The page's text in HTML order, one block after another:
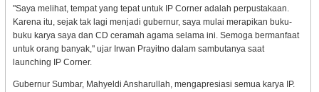
"Saya melihat, tempat yang tepat untuk IP Corner adalah perpustakaan.
Karena itu, sejak tak lagi menjadi gubernur, saya mulai merapikan buku-
buku karya saya dan CD ceramah agama selama ini. Semoga bermanfaat
untuk orang banyak," ujar Irwan Prayitno dalam sambutanya saat
launching IP Corner.
Gubernur Sumbar, Mahyeldi Ansharullah, mengapresiasi semua karya IP.